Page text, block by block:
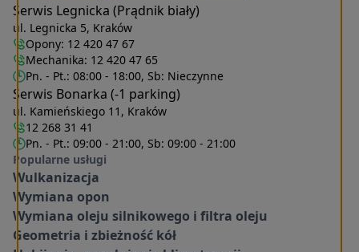
Serwis Legnicka (Prądnik biały)
ul. Legnicka 5, Kraków
Opony: 12 420 47 67
Mechanika: 12 420 47 65
Pn. - Pt.: 08:00 - 18:00, Sb: Nieczynne
Serwis Bonarka (-1 parking)
ul. Kamieńskiego 11, Kraków
12 268 31 41
Pn. - Pt.: 09:00 - 21:00, Sb: 09:00 - 21:00
Popularne usługi
Wulkanizacja
Wymiana opon
Wymiana oleju silnikowego i filtra oleju
Geometria i zbieżność kół